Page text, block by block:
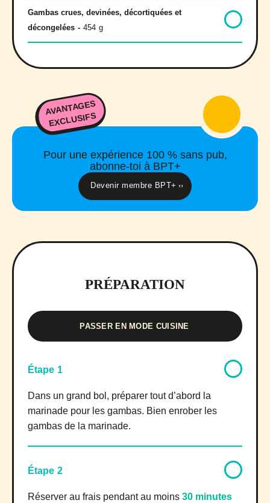
Gambas crues, devinées, décortiquées et
décongelées - 454 g
AVANTAGES
EXCLUSIFS
Pour une expérience 100 % sans pub,
abonne-toi à BPT+
Devenir membre BPT+
PRÉPARATION
PASSER EN MODE CUISINE
Étape 1
Dans un grand bol, préparer tout d’abord la
marinade pour les gambas. Bien enrober les
gambas de la marinade.
Étape 2
Réserver au frais pendant au moins 30 minutes